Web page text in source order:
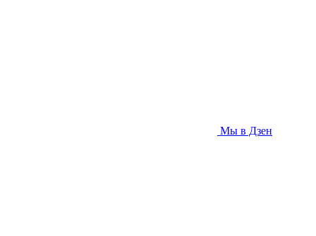
Мы в Дзен